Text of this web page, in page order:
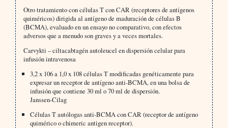
Otro tratamiento con células T con CAR (receptores de antígenos
quiméricos) dirigida al antígeno de maduración de células B
(BCMA), evaluado en un ensayo no comparativo, con efectos
adversos que a menudo son graves y a veces mortales.
Carvykti – ciltacabtagén autoleucel en dispersión celular para
infusión intravenosa
3,2 x 106 a 1,0 x 108 células T modificadas genéticamente para
expresar un receptor de antígeno anti-BCMA, en una bolsa de
infusión que contiene 30 ml o 70 ml de dispersión.
Janssen-Cilag
Células T autólogas anti-BCMA con CAR (receptor de antígeno
quimérico o chimeric antigen receptor).